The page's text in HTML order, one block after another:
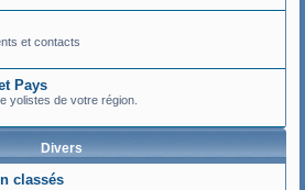
et contacts
Pays
yolistes de votre région.
Divers
classés